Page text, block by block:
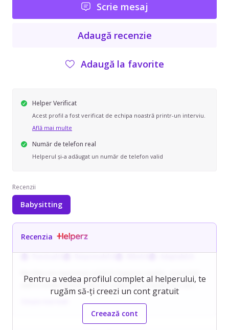
Scrie mesaj
Adaugă recenzie
Adaugă la favorite
Helper Verificat
Acest profil a fost verificat de echipa noastră printr-un interviu.
Află mai multe
Număr de telefon real
Helperul și-a adăugat un număr de telefon valid
Recenzii
Babysitting
Pentru a vedea profilul complet al helperului, te
rugăm să-ți creezi un cont gratuit
Creează cont
Recenzia
atât în mediul familial, cât și în colaborări cu familii, încă din
2013. Deține certificat de babysitter (2015) și a lucrat cu copii de
vârste variate, de la bebeluși la școlari, inclusiv în regim intern.
Este o persoană energică, organizată și atentă la nevoile